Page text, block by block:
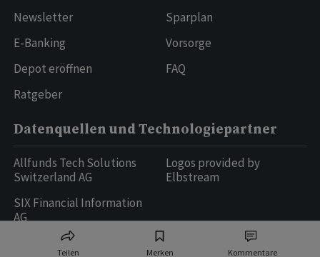
Teilen Merken Kommentare
Newsletter
E-Banking
Depot eröffnen
Ratgeber
Sparplan
Vorsorge
FAQ
Datenquellen und Technologiepartner
Allfunds Tech Solutions
Switzerland AG
SIX Financial Information
AG
Logos provided by
Elbstream